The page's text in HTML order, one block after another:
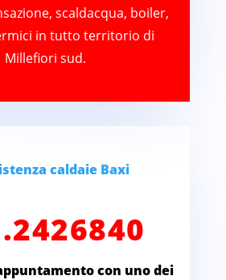
scaldacqua, boiler,
in tutto territorio di
Millefiori sud.
con uno dei